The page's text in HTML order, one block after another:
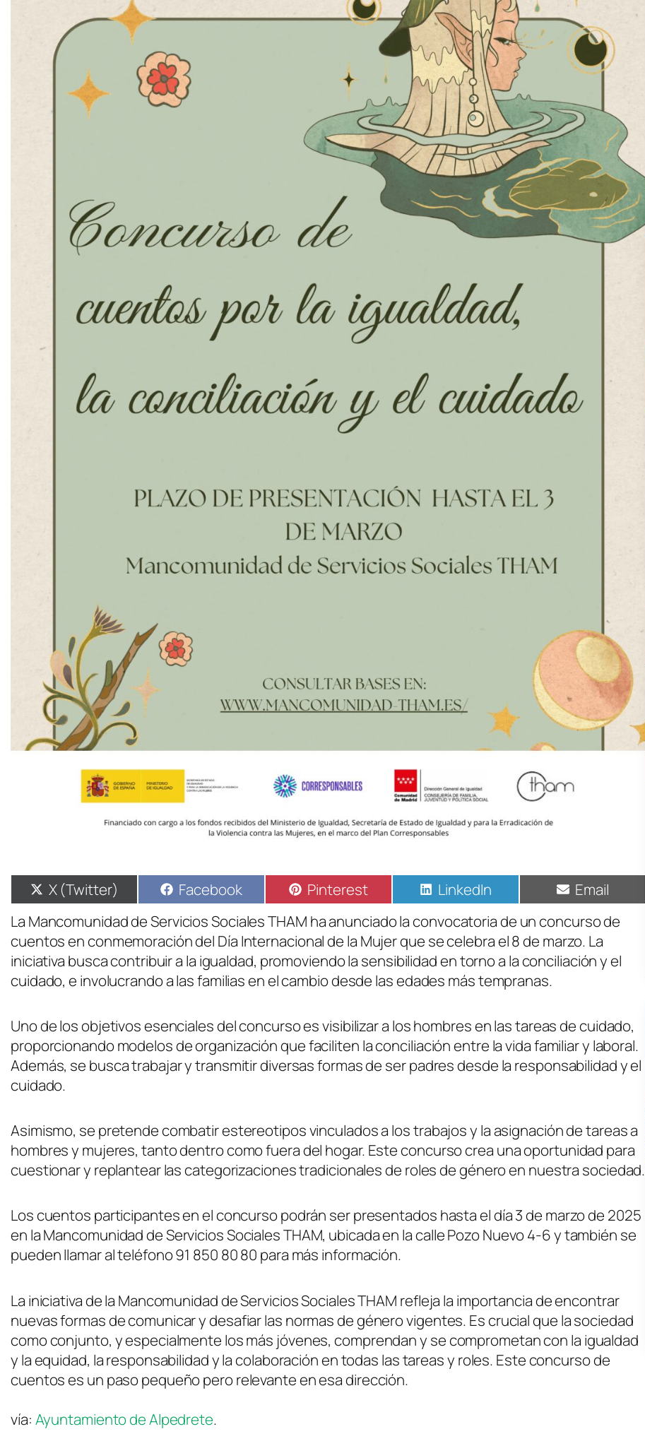
X (Twitter) Facebook Pinterest LinkedIn
Email
La Mancomunidad de Servicios Sociales THAM ha anunciado la convocatoria de un concurso de
cuentos en conmemoración del Día Internacional de la Mujer que se celebra el 8 de marzo. La
iniciativa busca contribuir a la igualdad, promoviendo la sensibilidad en torno a la conciliación y el
cuidado, e involucrando a las familias en el cambio desde las edades más tempranas.
Uno de los objetivos esenciales del concurso es visibilizar a los hombres en las tareas de cuidado,
proporcionando modelos de organización que faciliten la conciliación entre la vida familiar y laboral.
Además, se busca trabajar y transmitir diversas formas de ser padres desde la responsabilidad y el
cuidado.
Asimismo, se pretende combatir estereotipos vinculados a los trabajos y la asignación de tareas a
hombres y mujeres, tanto dentro como fuera del hogar. Este concurso crea una oportunidad para
cuestionar y replantear las categorizaciones tradicionales de roles de género en nuestra sociedad.
Los cuentos participantes en el concurso podrán ser presentados hasta el día 3 de marzo de 2025
en la Mancomunidad de Servicios Sociales THAM, ubicada en la calle Pozo Nuevo 4-6 y también se
pueden llamar al teléfono 91 850 80 80 para más información.
La iniciativa de la Mancomunidad de Servicios Sociales THAM refleja la importancia de encontrar
nuevas formas de comunicar y desafiar las normas de género vigentes. Es crucial que la sociedad
como conjunto, y especialmente los más jóvenes, comprendan y se comprometan con la igualdad
y la equidad, la responsabilidad y la colaboración en todas las tareas y roles. Este concurso de
cuentos es un paso pequeño pero relevante en esa dirección.
vía: Ayuntamiento de Alpedrete.